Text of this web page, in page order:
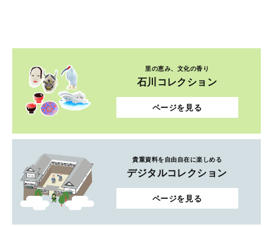
里の恵み、文化の香り
石川コレクション
ページを見る
貴重資料を自由自在に楽しめる
デジタルコレクション
ページを見る